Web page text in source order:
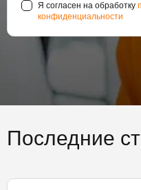
Я согласен на обработку
конфиденциальности
Последние